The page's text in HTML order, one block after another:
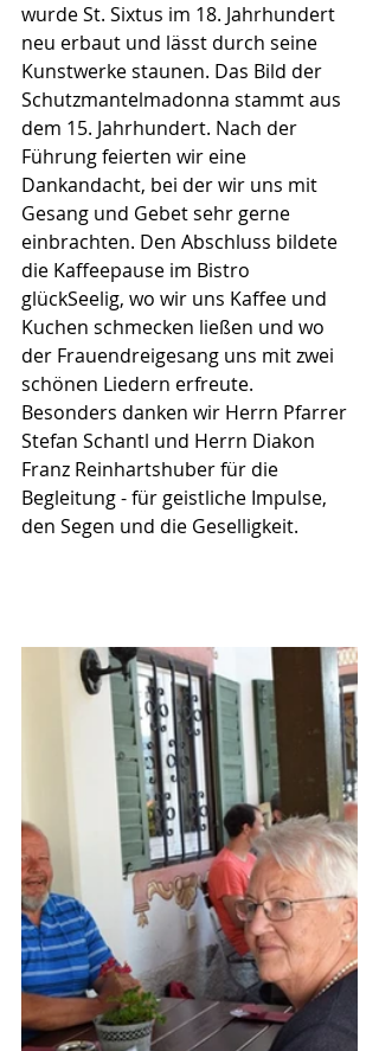
wurde St. Sixtus im 18. Jahrhundert
neu erbaut und lässt durch seine
Kunstwerke staunen. Das Bild der
Schutzmantelmadonna stammt aus
dem 15. Jahrhundert. Nach der
Führung feierten wir eine
Dankandacht, bei der wir uns mit
Gesang und Gebet sehr gerne
einbrachten. Den Abschluss bildete
die Kaffeepause im Bistro
glückSeelig, wo wir uns Kaffee und
Kuchen schmecken ließen und wo
der Frauendreigesang uns mit zwei
schönen Liedern erfreute.
Besonders danken wir Herrn Pfarrer
Stefan Schantl und Herrn Diakon
Franz Reinhartshuber für die
Begleitung - für geistliche Impulse,
den Segen und die Geselligkeit.